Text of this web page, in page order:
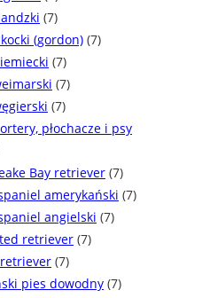
(7)
(gordon) (7)
(7)
(7)
(7)
płochacze i psy
Bay retriever (7)
amerykański (7)
angielski (7)
retriever (7)
(7)
pies dowodny (7)